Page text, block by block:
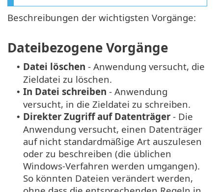
Beschreibungen der wichtigsten Vorgänge:
Dateibezogene Vorgänge
• Datei löschen - Anwendung versucht, die
Zieldatei zu löschen.
• In Datei schreiben - Anwendung
versucht, in die Zieldatei zu schreiben.
• Direkter Zugriff auf Datenträger - Die
Anwendung versucht, einen Datenträger
auf nicht standardmäßige Art auszulesen
oder zu beschreiben (die üblichen
Windows-Verfahren werden umgangen).
So könnten Dateien verändert werden,